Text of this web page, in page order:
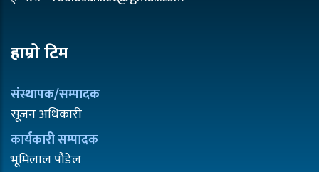
हाम्रो टिम
संस्थापक/सम्पादक
सूजन अधिकारी
कार्यकारी सम्पादक
भूमिलाल पौडेल